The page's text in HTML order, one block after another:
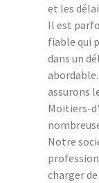
et les
Il est
fiable qui
dans un
assurons
Moitiers-
Notre
charger